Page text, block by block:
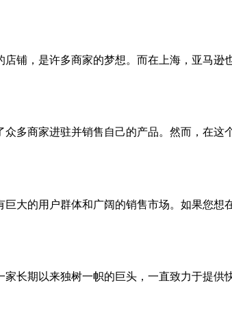
铺，是许多商家的梦想。而在上海，亚马
多商家进驻并销售自己的产品。然而，在
大的用户群体和广阔的销售市场。如果您
长期以来独树一帜的巨头，一直致力于提